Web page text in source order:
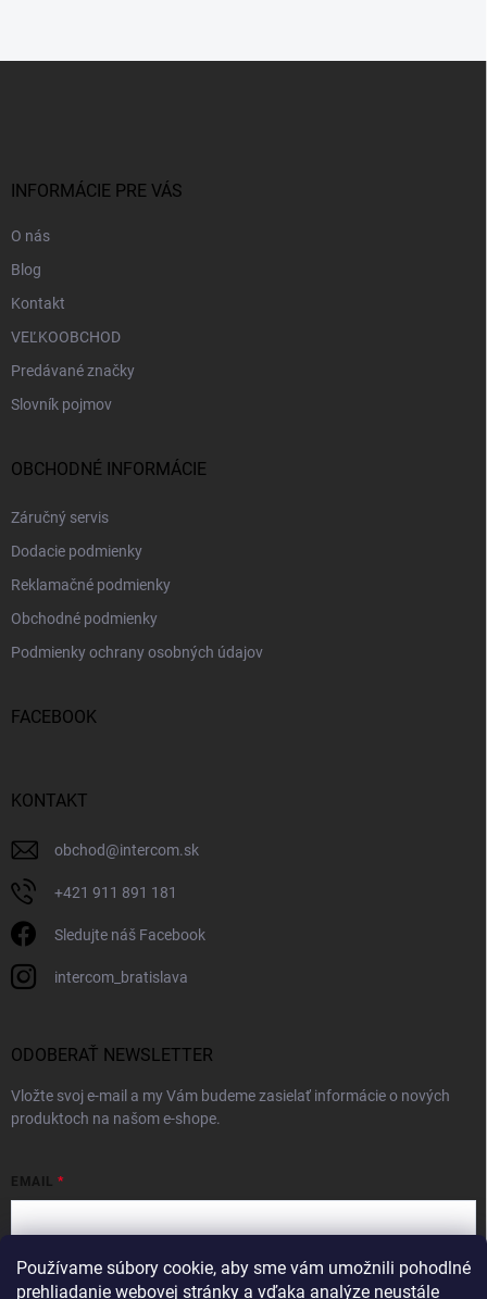
Používame súbory cookie, aby sme vám umožnili pohodlné
prehliadanie webovej stránky a vďaka analýze neustále
INFORMÁCIE PRE VÁS
O nás
Blog
Kontakt
VEĽKOOBCHOD
Predávané značky
Slovník pojmov
OBCHODNÉ INFORMÁCIE
Záručný servis
Dodacie podmienky
Reklamačné podmienky
Obchodné podmienky
Podmienky ochrany osobných údajov
FACEBOOK
KONTAKT
obchod@intercom.sk
+421 911 891 181
Sledujte náš Facebook
intercom_bratislava
ODOBERAŤ NEWSLETTER
Vložte svoj e-mail a my Vám budeme zasielať informácie o nových
produktoch na našom e-shope.
EMAIL
Vložením e-mailu súhlasíte spodmienkami ochrany osobných údajov